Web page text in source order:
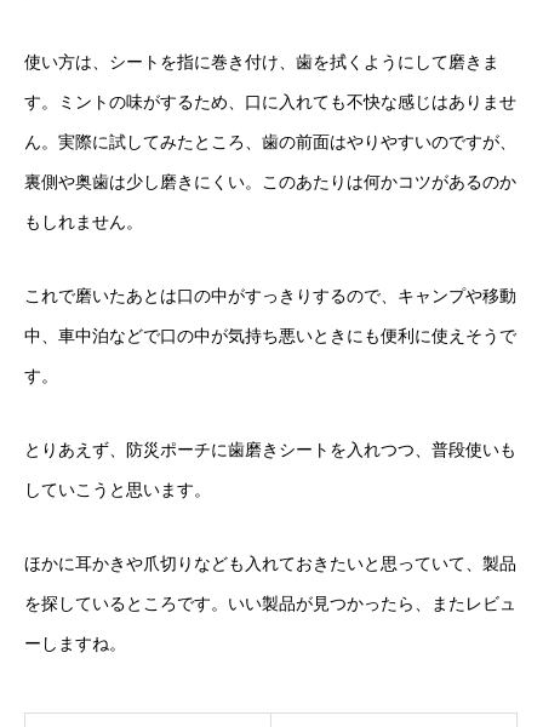
使い方は、シートを指に巻き付け、歯を拭くようにして磨きま
す。ミントの味がするため、口に入れても不快な感じはありませ
ん。実際に試してみたところ、歯の前面はやりやすいのですが、
裏側や奥歯は少し磨きにくい。このあたりは何かコツがあるのか
もしれません。
これで磨いたあとは口の中がすっきりするので、キャンプや移動
中、車中泊などで口の中が気持ち悪いときにも便利に使えそうで
す。
とりあえず、防災ポーチに歯磨きシートを入れつつ、普段使いも
していこうと思います。
ほかに耳かきや爪切りなども入れておきたいと思っていて、製品
を探しているところです。いい製品が見つかったら、またレビュ
ーしますね。